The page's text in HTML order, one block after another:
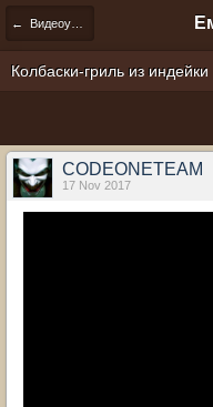
← Видеоуроки по изготовлению колбас дома
Колбаски-гриль из индейки
CODEONETEAM
17 Nov 2017